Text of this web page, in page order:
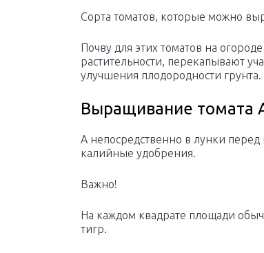
Сорта томатов, которые можно
Почву для этих томатов на
растительности, перекапывают
улучшения плодородности грунта.
Выращивание томата
А непосредственно в лунки
калийные удобрения.
Важно!
На каждом квадрате площади
тигр.